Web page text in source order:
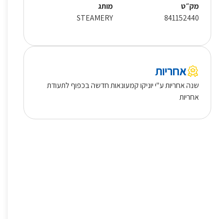
מק״ט
841152440
מותג
STEAMERY
אחריות
שנה אחריות ע"י יוניקו קמעונאות חדשה בכפוף לתעודת
אחריות